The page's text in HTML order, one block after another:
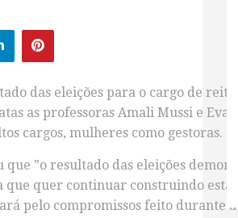
das eleições para o cargo de
as professoras Amali Mussi e
cargos, mulheres como gestoras.
”o resultado das eleições
que quer continuar construindo
pelo compromissos feito durante